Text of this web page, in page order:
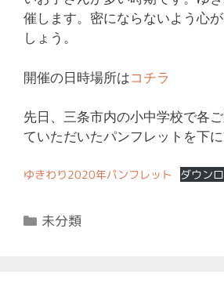
催します。密にならないよう心
しょう。
開催の日時場所はコチラ
先日、三条市内の小中学校で各
ていただいたパンフレットを下に
ゆきわり2020年パンフレット ダウン
カ
未分類